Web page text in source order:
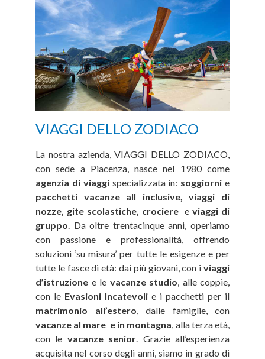
VIAGGI DELLO ZODIACO
La nostra azienda, VIAGGI DELLO ZODIACO,
con sede a Piacenza, nasce nel 1980 come
agenzia di viaggispecializzata in: soggiornie
pacchetti vacanze all inclusive, viaggi di
nozze, gite scolastiche, crociere e viaggi di
gruppo . Da oltre trentacinque anni, operiamo
con passione e professionalità, offrendo
soluzioni ‘su misura’ per tutte le esigenze e per
tutte le fasce di età: dai più giovani, con i viaggi
d’istruzione e le vacanze studio , alle coppie,
con le Evasioni Incatevoli e i pacchetti per il
matrimonio all’estero , dalle famiglie, con
vacanze al mare e in montagna , alla terza età,
con le vacanze senior . Grazie all’esperienza
acquisita nel corso degli anni, siamo in grado di